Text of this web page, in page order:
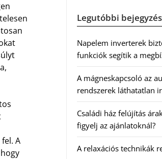
A
Legutóbbi
Napelem inverterek
funkciók segítik a
A mágneskapcsoló az
rendszerek láthatatlan
Családi ház felújítás
figyelj az ajánlatoknál?
A relaxációs technikák